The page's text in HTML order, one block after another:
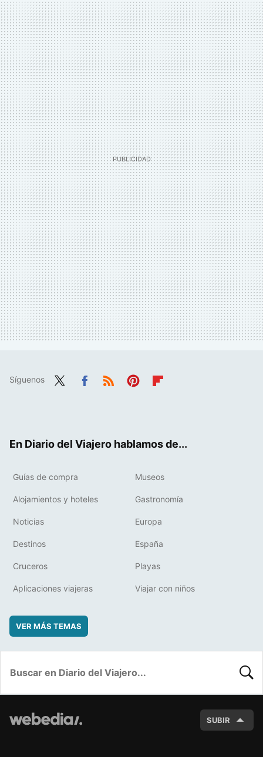
Síguenos
En Diario del Viajero hablamos de...
Guías de compra Museos
Alojamientos y hoteles Gastronomía
Noticias Europa
Destinos España
Cruceros Playas
Aplicaciones viajeras Viajar con niños
VER MÁS TEMAS
SUBIR